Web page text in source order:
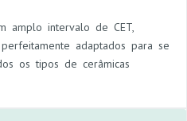
amplo intervalo de CET,
adaptados para se
os tipos de cerâmicas